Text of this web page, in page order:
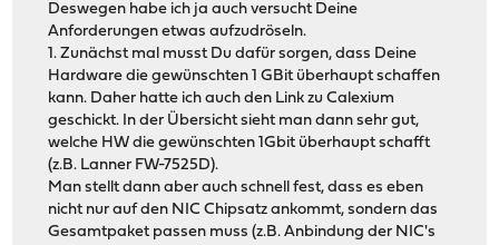
Deswegen habe ich ja auch versucht Deine
Anforderungen etwas aufzudröseln.
1. Zunächst mal musst Du dafür sorgen, dass Deine
Hardware die gewünschten 1 GBit überhaupt schaffen
kann. Daher hatte ich auch den Link zu Calexium
geschickt. In der Übersicht sieht man dann sehr gut,
welche HW die gewünschten 1Gbit überhaupt schafft
(z.B. Lanner FW-7525D).
Man stellt dann aber auch schnell fest, dass es eben
nicht nur auf den NIC Chipsatz ankommt, sondern das
Gesamtpaket passen muss (z.B. Anbindung der NIC's